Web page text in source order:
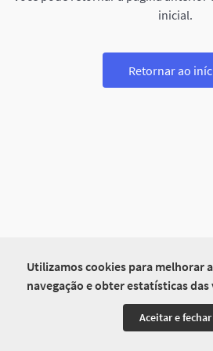
Utilizamos cookies para melhorar
navegação e obter estatísticas das
Aceitar e fechar
inicial.
Retornar ao